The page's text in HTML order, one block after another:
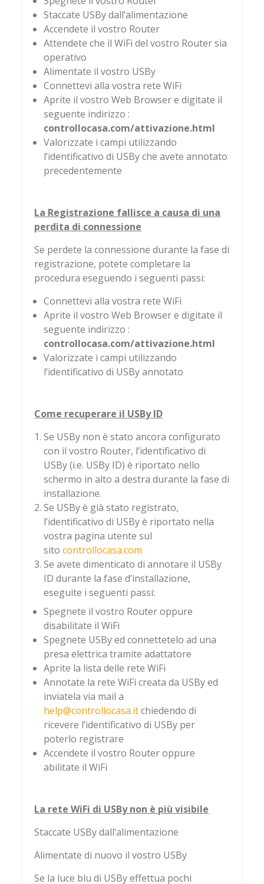
Staccate USBy dall’alimentazione
Accendete il vostro Router
Attendete che il WiFi del vostro Router sia
operativo
Alimentate il vostro USBy
Connettevi alla vostra rete WiFi
Aprite il vostro Web Browser e digitate il
seguente indirizzo :
controllocasa.com/attivazione.html
Valorizzate i campi utilizzando
l’identificativo di USBy che avete annotato
precedentemente
La Registrazione fallisce a causa di una
perdita di connessione
Se perdete la connessione durante la fase di
registrazione, potete completare la
procedura eseguendo i seguenti passi:
Connettevi alla vostra rete WiFi
Aprite il vostro Web Browser e digitate il
seguente indirizzo :
controllocasa.com/attivazione.html
Valorizzate i campi utilizzando
l’identificativo di USBy annotato
Come recuperare il USBy ID
Se USBy non è stato ancora configurato
con il vostro Router, l’identificativo di
USBy (i.e. USBy ID) è riportato nello
schermo in alto a destra durante la fase di
installazione.
Se USBy è già stato registrato,
l’identificativo di USBy è riportato nella
vostra pagina utente sul
sitocontrollocasa.com
Se avete dimenticato di annotare il USBy
ID durante la fase d’installazione,
eseguite i seguenti passi:
Spegnete il vostro Router oppure
disabilitate il WiFi
Spegnete USBy ed connettetelo ad una
presa elettrica tramite adattatore
Aprite la lista delle rete WiFi
Annotate la rete WiFi creata da USBy ed
inviatela via mail a
help@controllocasa.itchiedendo di
ricevere l’identificativo di USBy per
poterlo registrare
Accendete il vostro Router oppure
abilitate il WiFi
La rete WiFi di USBy non è più visibile
Staccate USBy dall’alimentazione
Alimentate di nuovo il vostro USBy
Se la luce blu di USBy effettua pochi